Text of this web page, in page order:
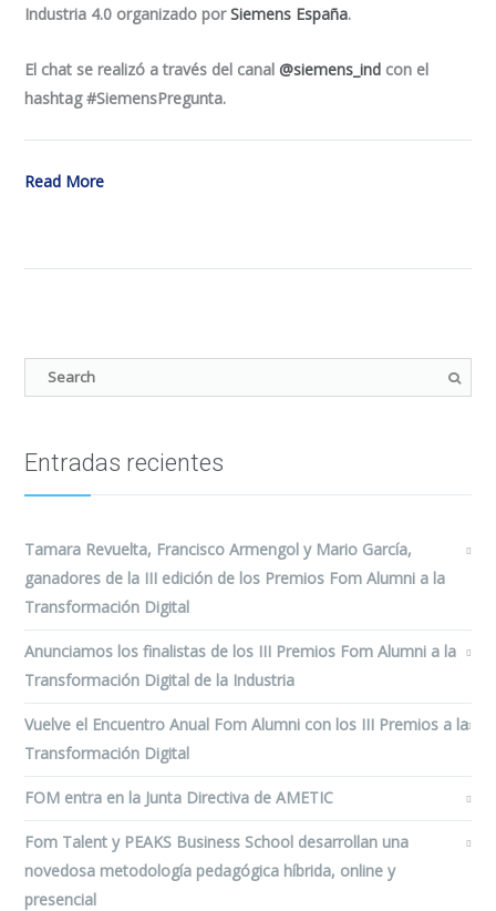
Industria 4.0 organizado porSiemens España.
El chat se realizó a través del canal@siemens_ind con el
hashtag #SiemensPregunta.
Read More
Entradas recientes
Tamara Revuelta, Francisco Armengol y Mario García,
ganadores de la III edición de los Premios Fom Alumni a la
Transformación Digital
Anunciamos los finalistas de los III Premios Fom Alumni a la
Transformación Digital de la Industria
Vuelve el Encuentro Anual Fom Alumni con los III Premios a la
Transformación Digital
FOM entra en la Junta Directiva de AMETIC
Fom Talent y PEAKS Business School desarrollan una
novedosa metodología pedagógica híbrida, online y
presencial